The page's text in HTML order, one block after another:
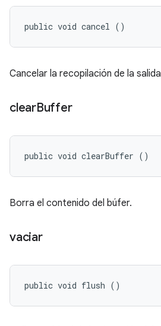
public void cancel ()
Cancelar la recopilación de la salida
clearBuffer
public void clearBuffer ()
Borra el contenido del búfer.
vaciar
public void flush ()